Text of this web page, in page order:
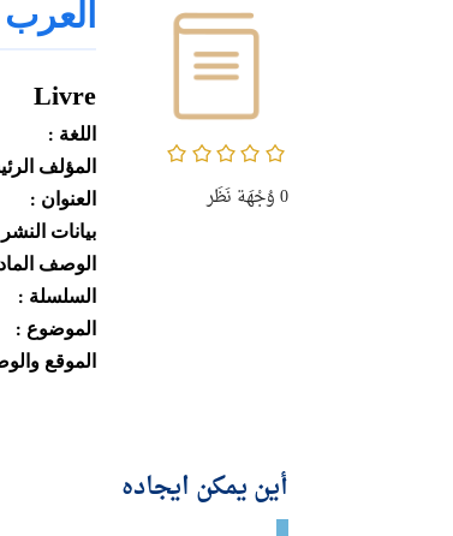
0/5
0وُجْهَة نَظَر
Livre
اللغة :
المؤلف
العنوان :
بيانات
الوصف
السلسلة :
الموضوع :
الموقع
أين يمكن ايجاده